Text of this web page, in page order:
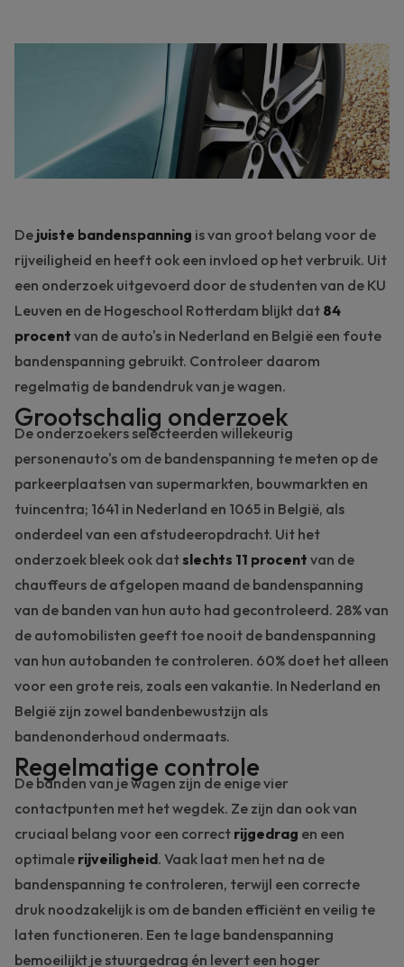
De juiste bandenspanning is van groot belang voor de
rijveiligheid en heeft ook een invloed op het verbruik. Uit
een onderzoek uitgevoerd door de studenten van de KU
Leuven en de Hogeschool Rotterdam blijkt dat 84
procent van de auto's in Nederland en België een foute
bandenspanning gebruikt. Controleer daarom
regelmatig de bandendruk van je wagen.
Grootschalig onderzoek
De onderzoekers selecteerden willekeurig
personenauto's om de bandenspanning te meten op de
parkeerplaatsen van supermarkten, bouwmarkten en
tuincentra; 1641 in Nederland en 1065 in België, als
onderdeel van een afstudeeropdracht. Uit het
onderzoek bleek ook datslechts 11 procent van de
chauffeurs de afgelopen maand de bandenspanning
van de banden van hun auto had gecontroleerd. 28% van
de automobilisten geeft toe nooit de bandenspanning
van hun autobanden te controleren. 60% doet het alleen
voor een grote reis, zoals een vakantie. In Nederland en
België zijn zowel bandenbewustzijn als
bandenonderhoud ondermaats.
Regelmatige controle
De banden van je wagen zijn de enige vier
contactpunten met het wegdek. Ze zijn dan ook van
cruciaal belang voor een correct rijgedrag en een
optimale rijveiligheid. Vaak laat men het na de
bandenspanning te controleren, terwijl een correcte
druk noodzakelijk is om de banden efficiënt en veilig te
laten functioneren. Een te lage bandenspanning
bemoeilijkt je stuurgedrag én levert een hoger